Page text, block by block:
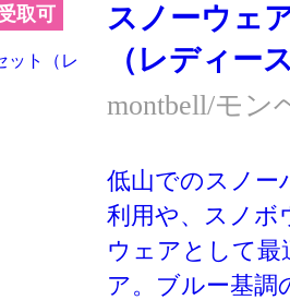
しています。
ウェアの左袖
ップの収納に
載！
ぜひ一度お試し
※スキー・スノ
ーハイキング
取可
スノーウェ
（レディー
montbell/モン
低山でのスノー
利用や、スノボ
ウェアとして
ア。ブルー基調